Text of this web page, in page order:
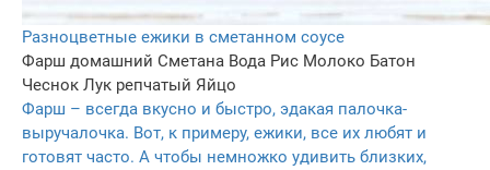
Разноцветные ежики в сметанном соусе
Фарш домашний Сметана Вода Рис Молоко Батон
Чеснок Лук репчатый Яйцо
Фарш – всегда вкусно и быстро, эдакая палочка-
выручалочка. Вот, к примеру, ежики, все их любят и
готовят часто. А чтобы немножко удивить близких,